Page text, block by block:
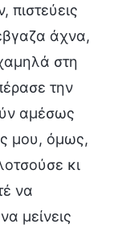
άχνα,
στη
την
αμέσως
μου, όμως,
κι
να
μείνεις